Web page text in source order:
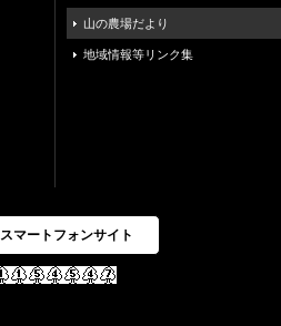
山の農場だより
地域情報等リンク集
スマートフォンサイト